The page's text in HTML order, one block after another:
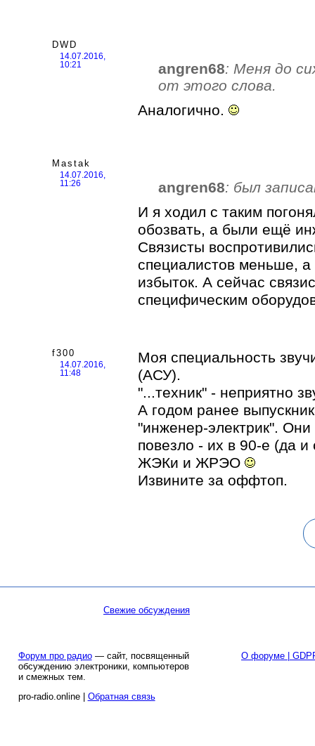
DWD
14.07.2016,
10:21
angren68: Меня до
от этого слова.
Аналогично.
Mastak
14.07.2016,
11:26
angren68: был
И я ходил с таким
обозвать, а были ещё
Связисты
специалистов меньше,
избыток. А сейчас
специфическим
f300
14.07.2016,
11:48
Моя специальность
(АСУ).
"...техник" - неприятно
А годом ранее
"инженер-электрик".
повезло - их в 90-е (да
ЖЭКи и ЖРЭО
Извините за оффтоп.
Свежие обсуждения
Форум про радио— сайт, посвященный
обсуждению электроники, компьютеров
и смежных тем.
pro-radio.online | Обратная связь
О форуме |